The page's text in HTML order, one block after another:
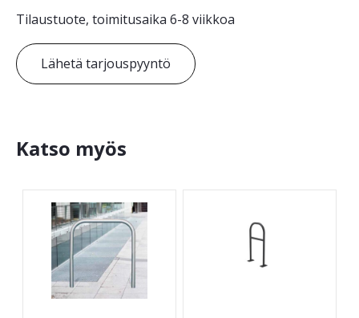
Tilaustuote, toimitusaika 6-8 viikkoa
Lähetä tarjouspyyntö
Katso myös